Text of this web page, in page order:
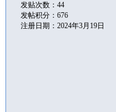
发贴次数：44
发帖积分：676
注册日期：2024年3月19日